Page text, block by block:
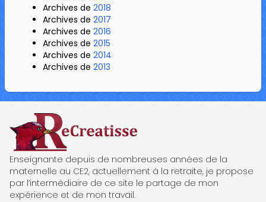
Archives de 2018
Archives de 2017
Archives de 2016
Archives de 2015
Archives de 2014
Archives de 2013
ReCreatisse
Enseignante depuis de nombreuses années de la
maternelle au CE2, actuellement à la retraite, je propose
par l’intermédiaire de ce site le partage de mon
expérience et de mon travail.